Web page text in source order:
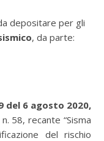
depositare per gli
, da parte:
del 6 agosto 2020,
58, recante “Sisma
del rischio